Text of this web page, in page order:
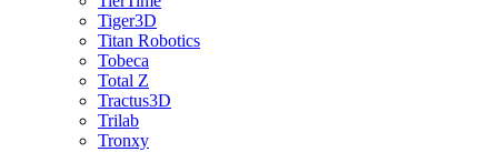
Tiger3D
Titan Robotics
Tobeca
Total Z
Tractus3D
Trilab
Tronxy